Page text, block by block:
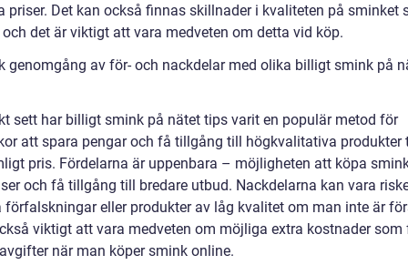
priser. Det kan också finnas skillnader i kvaliteten på sminket
och det är viktigt att vara medveten om detta vid köp.
genomgång av för- och nackdelar med olika billigt smink på
sett har billigt smink på nätet tips varit en populär metod för
att spara pengar och få tillgång till högkvalitativa produkter
pris. Fördelarna är uppenbara – möjligheten att köpa
och få tillgång till bredare utbud. Nackdelarna kan vara
förfalskningar eller produkter av låg kvalitet om man inte är
viktigt att vara medveten om möjliga extra kostnader som
när man köper smink online.